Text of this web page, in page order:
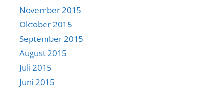
November 2015
Oktober 2015
September 2015
August 2015
Juli 2015
Juni 2015